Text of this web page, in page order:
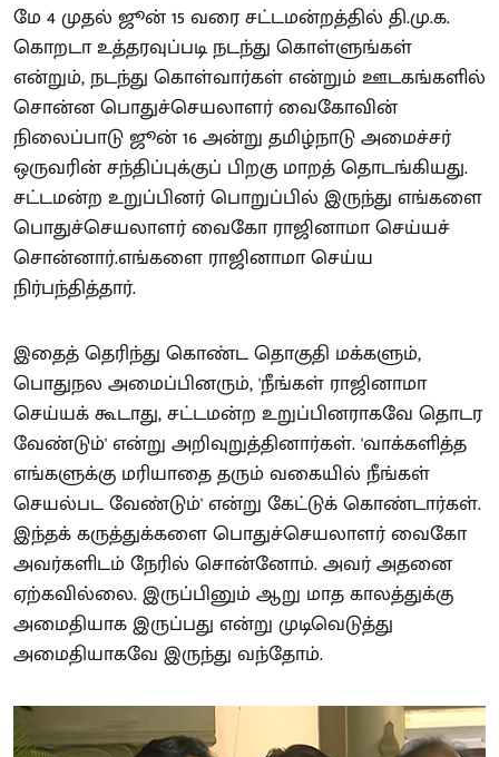
மே 4 முதல் ஜூன் 15 வரை சட்டமன்றத்தில் தி.மு.க.
கொறடா உத்தரவுப்படி நடந்து கொள்ளுங்கள்
என்றும், நடந்து கொள்வார்கள் என்றும் ஊடகங்களில்
சொன்ன பொதுச்செயலாளர் வைகோவின்
நிலைப்பாடு ஜூன் 16 அன்று தமிழ்நாடு அமைச்சர்
ஒருவரின் சந்திப்புக்குப் பிறகு மாறத் தொடங்கியது.
சட்டமன்ற உறுப்பினர் பொறுப்பில் இருந்து எங்களை
பொதுச்செயலாளர் வைகோ ராஜினாமா செய்யச்
சொன்னார்.எங்களை ராஜினாமா செய்ய
நிர்பந்தித்தார்.
இதைத் தெரிந்து கொண்ட தொகுதி மக்களும்,
பொதுநல அமைப்பினரும், 'நீங்கள் ராஜினாமா
செய்யக் கூடாது, சட்டமன்ற உறுப்பினராகவே தொடர
வேண்டும்' என்று அறிவுறுத்தினார்கள். 'வாக்களித்த
எங்களுக்கு மரியாதை தரும் வகையில் நீங்கள்
செயல்பட வேண்டும்' என்று கேட்டுக் கொண்டார்கள்.
இந்தக் கருத்துக்களை பொதுச்செயலாளர் வைகோ
அவர்களிடம் நேரில் சொன்னோம். அவர் அதனை
ஏற்கவில்லை. இருப்பினும் ஆறு மாத காலத்துக்கு
அமைதியாக இருப்பது என்று முடிவெடுத்து
அமைதியாகவே இருந்து வந்தோம்.